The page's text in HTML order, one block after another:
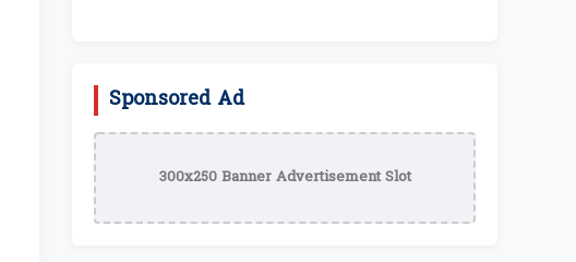
Sponsored Ad
300x250 Banner Advertisement Slot